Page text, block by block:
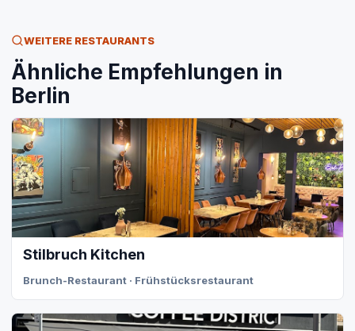
WEITERE RESTAURANTS
Ähnliche Empfehlungen in
Berlin
Stilbruch Kitchen
Brunch-Restaurant · Frühstücksrestaurant